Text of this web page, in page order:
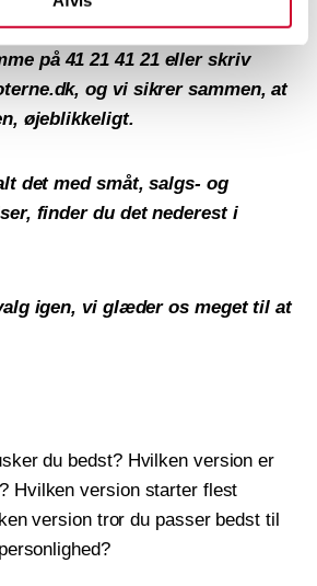
misforstået noget.
på 41 21 41 21 eller skriv
og vi sikrer sammen, at
øjeblikkeligt.
det med småt, salgs- og
finder du det nederest i
igen, vi glæder os meget til at
du bedst? Hvilken version er
Hvilken version starter flest
version tror du passer bedst til